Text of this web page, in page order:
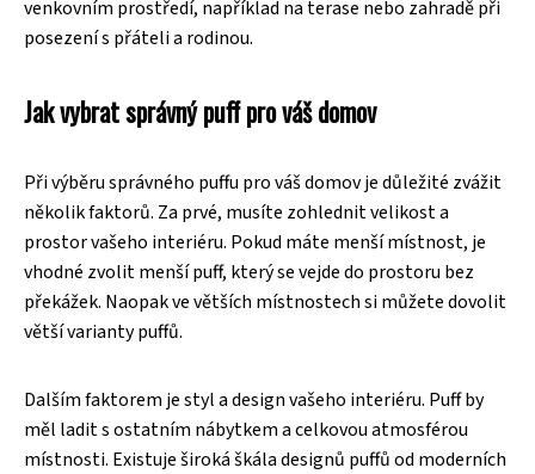
venkovním prostředí, například na terase nebo zahradě při
posezení s přáteli a rodinou.
Jak vybrat správný puff pro váš domov
Při výběru správného puffu pro váš domov je důležité zvážit
několik faktorů. Za prvé, musíte zohlednit velikost a
prostor vašeho interiéru. Pokud máte menší místnost, je
vhodné zvolit menší puff, který se vejde do prostoru bez
překážek. Naopak ve větších místnostech si můžete dovolit
větší varianty puffů.
Dalším faktorem je styl a design vašeho interiéru. Puff by
měl ladit s ostatním nábytkem a celkovou atmosférou
místnosti. Existuje široká škála designů puffů od moderních